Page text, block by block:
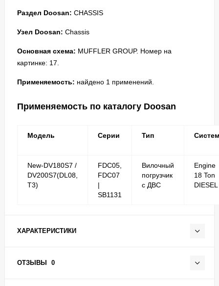
Раздел Doosan: CHASSIS
Узел Doosan: Chassis
Основная схема: MUFFLER GROUP. Номер на
картинке: 17.
Применяемость: найдено 1 применений.
Применяемость по каталогу Doosan
Модель Серии Тип
New-DV180S7 /
DV200S7(DL08,
T3)
FDC05,
FDC07
|
SB1131
Вилочный
погрузчик
с ДВС
Engine
18 Ton
DIESEL
ХАРАКТЕРИСТИКИ
ОТЗЫВЫ 0